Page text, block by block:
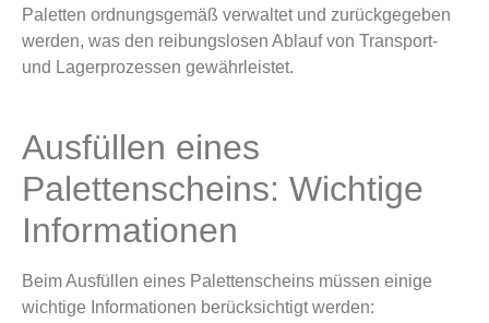
Paletten ordnungsgemäß verwaltet und zurückgegeben
werden, was den reibungslosen Ablauf von Transport-
und Lagerprozessen gewährleistet.
Ausfüllen eines
Palettenscheins: Wichtige
Informationen
Beim Ausfüllen eines Palettenscheins müssen einige
wichtige Informationen berücksichtigt werden: